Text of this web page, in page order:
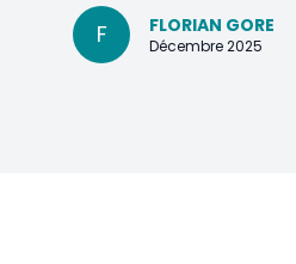
F FLORIAN GORE
Décembre 2025